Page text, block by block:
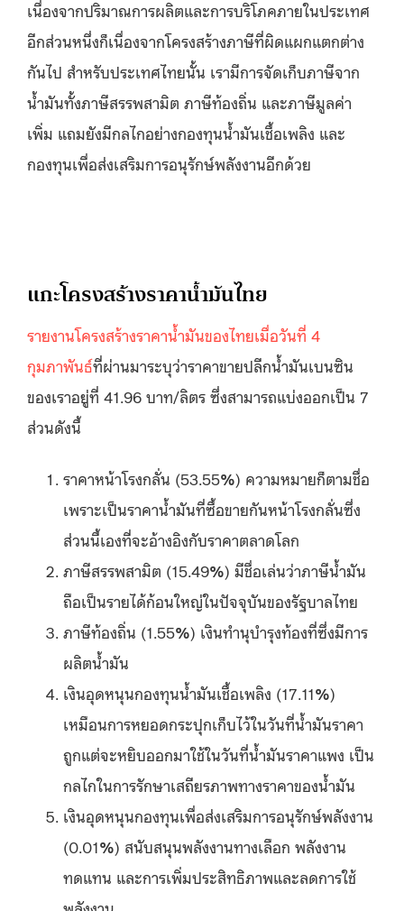
เนื่องจากปริมาณการผลิตและการบริโภคภายในประเทศ
อีกส่วนหนึ่งก็เนื่องจากโครงสร้างภาษีที่ผิดแผกแตกต่าง
กันไป สำหรับประเทศไทยนั้น เรามีการจัดเก็บภาษีจาก
น้ำมันทั้งภาษีสรรพสามิต ภาษีท้องถิ่น และภาษีมูลค่า
เพิ่ม แถมยังมีกลไกอย่างกองทุนน้ำมันเชื้อเพลิง และ
กองทุนเพื่อส่งเสริมการอนุรักษ์พลังงานอีกด้วย
แกะโครงสร้างราคาน้ำมันไทย
รายงานโครงสร้างราคาน้ำมันของไทยเมื่อวันที่ 4
กุมภาพันธ์ที่ผ่านมาระบุว่าราคาขายปลีกน้ำมันเบนซิน
ของเราอยู่ที่ 41.96 บาท/ลิตร ซึ่งสามารถแบ่งออกเป็น 7
ส่วนดังนี้
ราคาหน้าโรงกลั่น (53.55%) ความหมายก็ตามชื่อ
เพราะเป็นราคาน้ำมันที่ซื้อขายกันหน้าโรงกลั่นซึ่ง
ส่วนนี้เองที่จะอ้างอิงกับราคาตลาดโลก
ภาษีสรรพสามิต (15.49%) มีชื่อเล่นว่าภาษีน้ำมัน
ถือเป็นรายได้ก้อนใหญ่ในปัจจุบันของรัฐบาลไทย
ภาษีท้องถิ่น (1.55%) เงินทำนุบำรุงท้องที่ซึ่งมีการ
ผลิตน้ำมัน
เงินอุดหนุนกองทุนน้ำมันเชื้อเพลิง (17.11%)
เหมือนการหยอดกระปุกเก็บไว้ในวันที่น้ำมันราคา
ถูกแต่จะหยิบออกมาใช้ในวันที่น้ำมันราคาแพง เป็น
กลไกในการรักษาเสถียรภาพทางราคาของน้ำมัน
เงินอุดหนุนกองทุนเพื่อส่งเสริมการอนุรักษ์พลังงาน
(0.01%) สนับสนุนพลังงานทางเลือก พลังงาน
ทดแทน และการเพิ่มประสิทธิภาพและลดการใช้